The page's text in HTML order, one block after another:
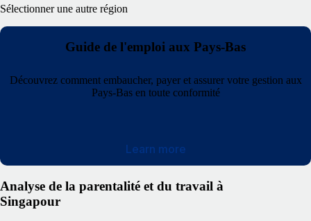
Sélectionner une autre région
Guide de l'emploi aux Pays-Bas
Découvrez comment embaucher, payer et assurer votre gestion aux
Pays-Bas en toute conformité
Learn more
Analyse de la parentalité et du travail à
Singapour